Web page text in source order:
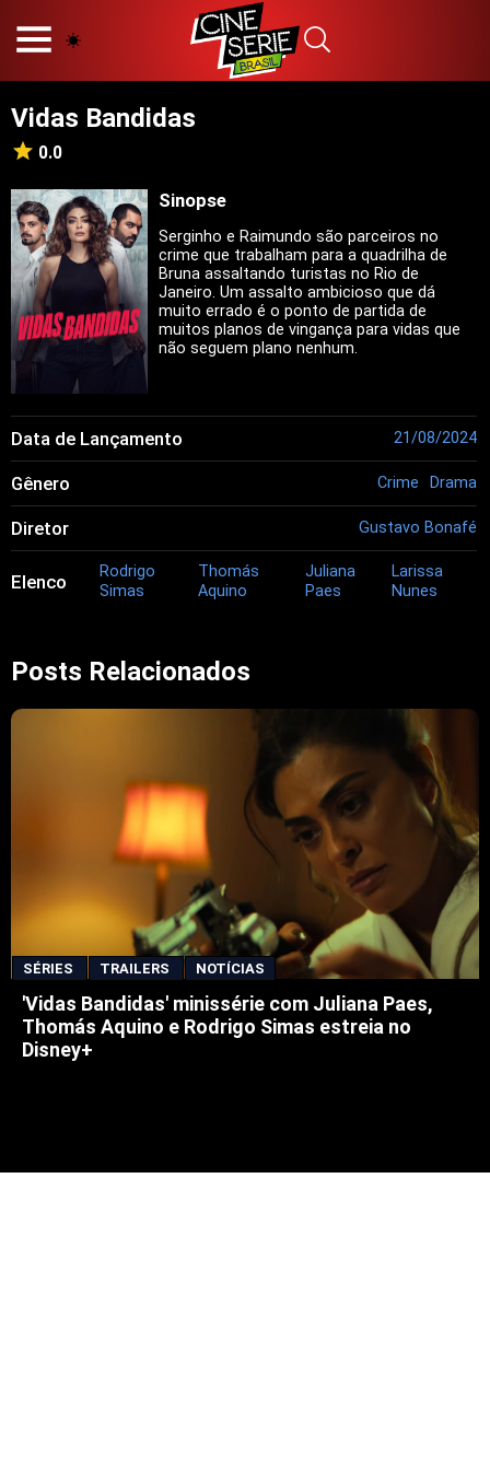
PRINCÍPIOS EDITORIAIS
POLÍTICA DE PRIVACIDADE
CONTATO
Hot
Popular
Tendência
Filmes
Séries
Novelas
Vidas Bandidas
0.0
Sinopse
Serginho e Raimundo são parceiros no
crime que trabalham para a quadrilha de
Bruna assaltando turistas no Rio de
Janeiro. Um assalto ambicioso que dá
muito errado é o ponto de partida de
muitos planos de vingança para vidas que
não seguem plano nenhum.
Data de Lançamento 21/08/2024
Gênero Crime Drama
Diretor Gustavo Bonafé
Elenco
Rodrigo
Simas
Thomás
Aquino
Juliana
Paes
Larissa
Nunes
Posts Relacionados
SÉRIES TRAILERS NOTÍCIAS
'Vidas Bandidas' minissérie com Juliana Paes,
Thomás Aquino e Rodrigo Simas estreia no
Disney+